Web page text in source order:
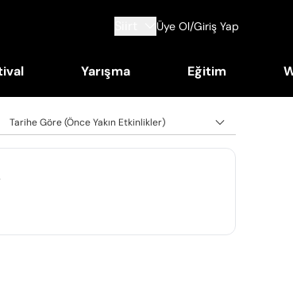
Üye Ol/Giriş Yap
Yarışma Eğitim
Tarihe Göre (Önce Yakın Etkinlikler)